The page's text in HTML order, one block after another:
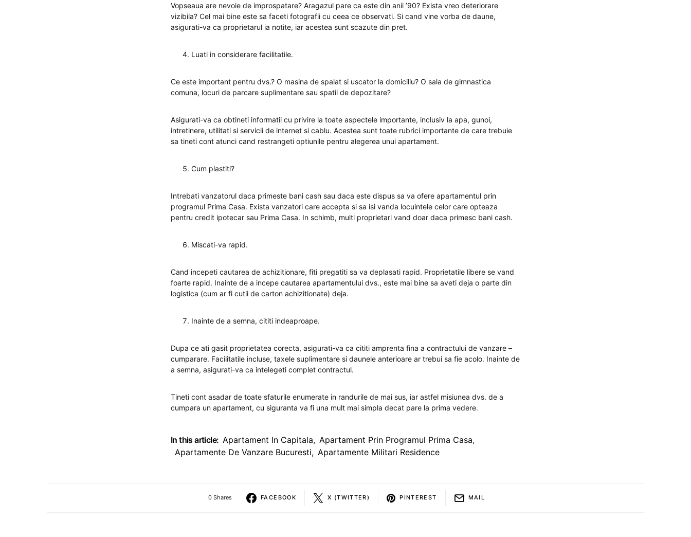
Vopseaua are nevoie de improspatare? Aragazul pare ca este din anii ’90? Exista vreo deteriorare
vizibila? Cel mai bine este sa faceti fotografii cu ceea ce observati. Si cand vine vorba de daune,
asigurati-va ca proprietarul ia notite, iar acestea sunt scazute din pret.
Luati in considerare facilitatile.
Ce este important pentru dvs.? O masina de spalat si uscator la domiciliu? O sala de gimnastica
comuna, locuri de parcare suplimentare sau spatii de depozitare?
Asigurati-va ca obtineti informatii cu privire la toate aspectele importante, inclusiv la apa, gunoi,
intretinere, utilitati si servicii de internet si cablu. Acestea sunt toate rubrici importante de care trebuie
sa tineti cont atunci cand restrangeti optiunile pentru alegerea unui apartament.
Cum plastiti?
Intrebati vanzatorul daca primeste bani cash sau daca este dispus sa va ofere apartamentul prin
programul Prima Casa. Exista vanzatori care accepta si sa isi vanda locuintele celor care opteaza
pentru credit ipotecar sau Prima Casa. In schimb, multi proprietari vand doar daca primesc bani cash.
Miscati-va rapid.
Cand incepeti cautarea de achizitionare, fiti pregatiti sa va deplasati rapid. Proprietatile libere se vand
foarte rapid. Inainte de a incepe cautarea apartamentului dvs., este mai bine sa aveti deja o parte din
logistica (cum ar fi cutii de carton achizitionate) deja.
Inainte de a semna, cititi indeaproape.
Dupa ce ati gasit proprietatea corecta, asigurati-va ca cititi amprenta fina a contractului de vanzare –
cumparare. Facilitatile incluse, taxele suplimentare si daunele anterioare ar trebui sa fie acolo. Inainte de
a semna, asigurati-va ca intelegeti complet contractul.
Tineti cont asadar de toate sfaturile enumerate in randurile de mai sus, iar astfel misiunea dvs. de a
cumpara un apartament, cu siguranta va fi una mult mai simpla decat pare la prima vedere.
In this article: Apartament In Capitala, Apartament Prin Programul Prima Casa,
Apartamente De Vanzare Bucuresti, Apartamente Militari Residence
0 Shares FACEBOOK X (TWITTER) PINTEREST MAIL